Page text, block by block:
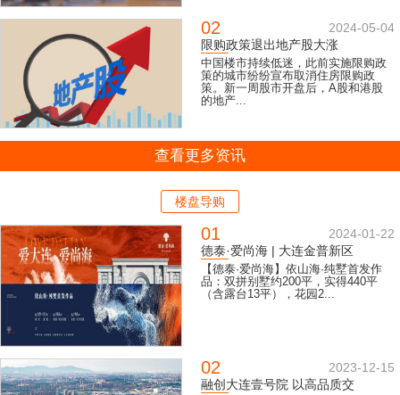
02
2024-05-04
限购政策退出地产股大涨
中国楼市持续低迷，此前实施限购政
策的城市纷纷宣布取消住房限购政
策。新一周股市开盘后，A股和港股
的地产...
查看更多资讯
楼盘导购
01
2024-01-22
德泰·爱尚海 | 大连金普新区
【德泰·爱尚海】依山海·纯墅首发作
品：双拼别墅约200平，实得440平
（含露台13平），花园2...
02
2023-12-15
融创大连壹号院 以高品质交